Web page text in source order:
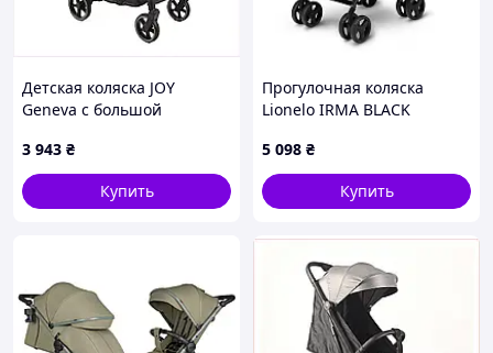
Детская коляска JOY
Geneva с большой
378, 8C95M06K26
3 943 ₴
Купить
Прогулочная коляска
Lionelo IRMA BLACK
5 098 ₴
Купить